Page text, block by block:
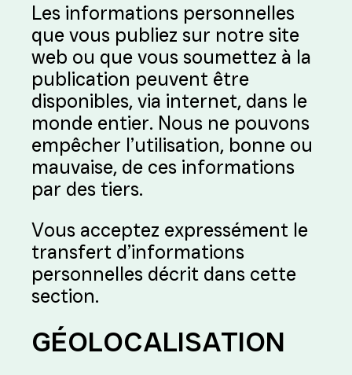
Les informations personnelles
que vous publiez sur notre site
web ou que vous soumettez à la
publication peuvent être
disponibles, via internet, dans le
monde entier. Nous ne pouvons
empêcher l’utilisation, bonne ou
mauvaise, de ces informations
par des tiers.
Vous acceptez expressément le
transfert d’informations
personnelles décrit dans cette
section.
GÉOLOCALISATION